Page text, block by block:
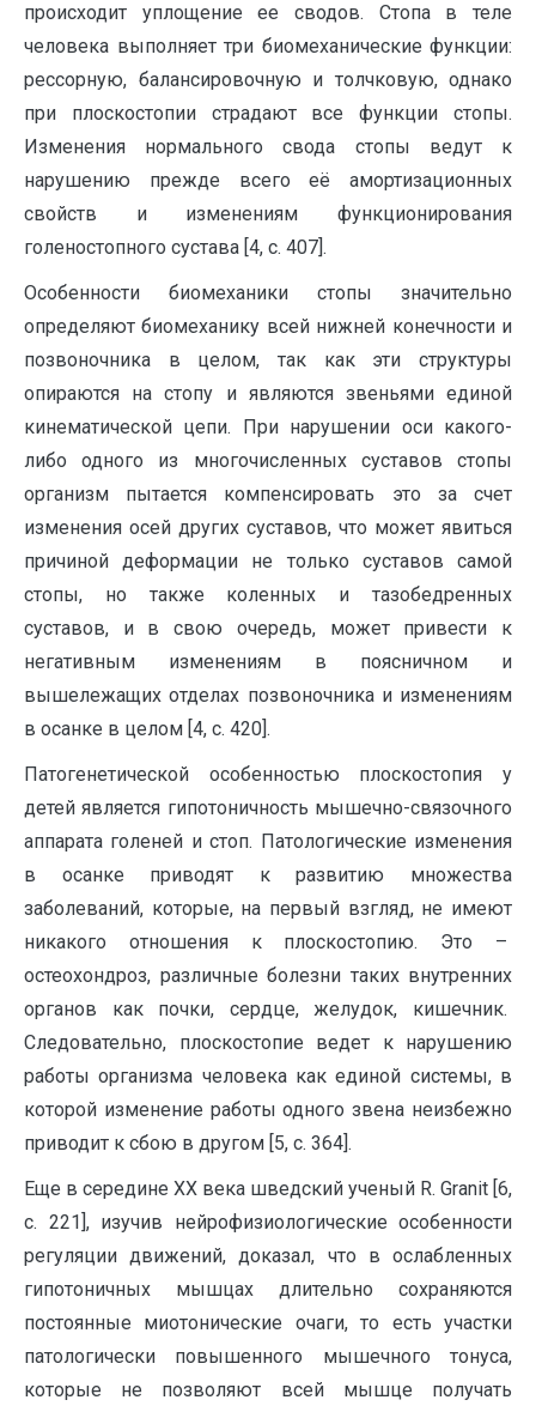
происходит уплощение ее сводов. Стопа в теле
человека выполняет три биомеханические функции:
рессорную, балансировочную и толчковую, однако
при плоскостопии страдают все функции стопы.
Изменения нормального свода стопы ведут к
нарушению прежде всего её амортизационных
свойств и изменениям функционирования
голеностопного сустава [4, с. 407].
Особенности биомеханики стопы значительно
определяют биомеханику всей нижней конечности и
позвоночника в целом, так как эти структуры
опираются на стопу и являются звеньями единой
кинематической цепи. При нарушении оси какого-
либо одного из многочисленных суставов стопы
организм пытается компенсировать это за счет
изменения осей других суставов, что может явиться
причиной деформации не только суставов самой
стопы, но также коленных и тазобедренных
суставов, и в свою очередь, может привести к
негативным изменениям в поясничном и
вышележащих отделах позвоночника и изменениям
в осанке в целом [4, с. 420].
Патогенетической особенностью плоскостопия у
детей является гипотоничность мышечно-связочного
аппарата голеней и стоп. Патологические изменения
в осанке приводят к развитию множества
заболеваний, которые, на первый взгляд, не имеют
никакого отношения к плоскостопию. Это –
остеохондроз, различные болезни таких внутренних
органов как почки, сердце, желудок, кишечник.
Следовательно, плоскостопие ведет к нарушению
работы организма человека как единой системы, в
которой изменение работы одного звена неизбежно
приводит к сбою в другом [5, с. 364].
Еще в середине XX века шведский ученый R. Granit [6,
с. 221], изучив нейрофизиологические особенности
регуляции движений, доказал, что в ослабленных
гипотоничных мышцах длительно сохраняются
постоянные миотонические очаги, то есть участки
патологически повышенного мышечного тонуса,
которые не позволяют всей мышце получать